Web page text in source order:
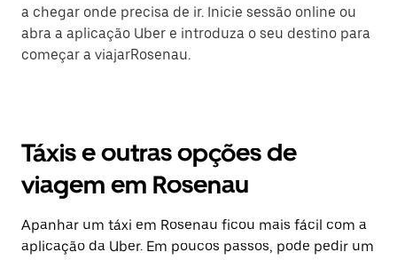
a chegar onde precisa de ir. Inicie sessão online ou
abra a aplicação Uber e introduza o seu destino para
começar a viajarRosenau.
Táxis e outras opções de
viagem em Rosenau
Apanhar um táxi em Rosenau ficou mais fácil com a
aplicação da Uber. Em poucos passos, pode pedir um